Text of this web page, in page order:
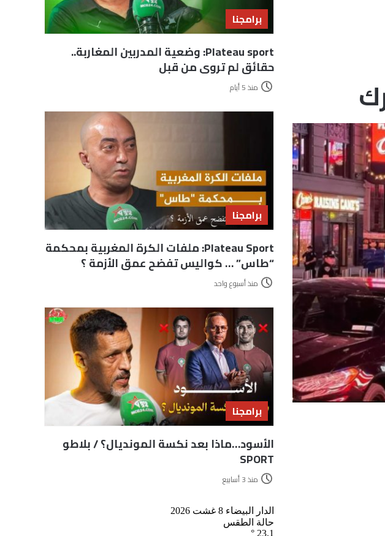
برامجنا
Plateau sport: وضعية المدربين المغاربة..
حقائق لم تروى من قبل
منذ 5 أيام
برامجنا
Plateau Sport: ملفات الكرة المغربية بمحكمة
“طاس” … كواليس تفضح عمق الأزمة ؟
منذ أسبوع واحد
برامجنا
الأسود…ماذا بعد نكسة المونديال؟ / بلاطو
SPORT
منذ 3 أسابيع